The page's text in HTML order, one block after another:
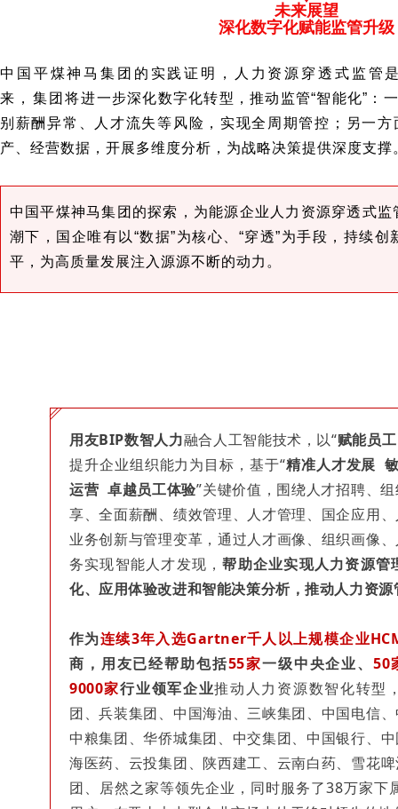
未来展望
深化数字化赋能监管升级
中国平煤神马集团的实践证明，人力资源穿透式监管
来，集团将进一步深化数字化转型，推动监管“智能化”：
别薪酬异常、人才流失等风险，实现全周期管控；另一
产、经营数据，开展多维度分析，为战略决策提供深度支撑
中国平煤神马集团的探索，为能源企业 人力资源穿透式
潮下，国企唯有以“数据”为核心、“穿透”为手段，持续
平，为高质量发展注入源源不断的动力。
用友BIP数智人力融合人工智能技术，以“赋能员
提升企业组织能力为目标，基于“精准人才发展
运营 卓越员工体验”关键价值，围绕人才招聘、
享、全面薪酬、绩效管理、人才管理、国企应用
业务创新与管理变革，通过人才画像、组织画像
务实现智能人才发现，帮助企业实现人力资源管
化、应用体验改进和智能决策分析，推动人力资
作为连续3年入选Gartner千人以上规模企业
商 ，用友已经帮助包括55家一级中央企业、 50
9000家行业领军企业推动人力资源数智化转型
团、兵装集团、中国海油、三峡集团、中国电信
中粮集团、华侨城集团、中交集团、中国银行、
海医药、云投集团、陕西建工、云南白药、雪花
团、居然之家等领先企业，同时服务了38万家下